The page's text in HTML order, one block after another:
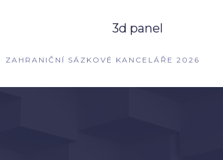
3d panel
ZAHRANIČNÍ SÁZKOVÉ KANCELÁŘE 2026